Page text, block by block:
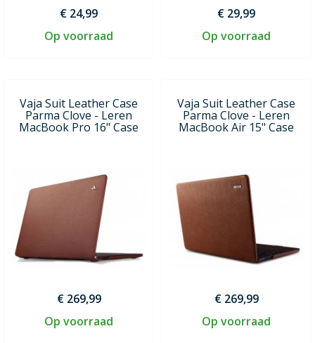
€ 24,99
Op voorraad
€ 29,99
Op voorraad
Vaja Suit Leather Case
Parma Clove - Leren
MacBook Pro 16" Case
€ 269,99
Op voorraad
Vaja Suit Leather Case
Parma Clove - Leren
MacBook Air 15" Case
€ 269,99
Op voorraad